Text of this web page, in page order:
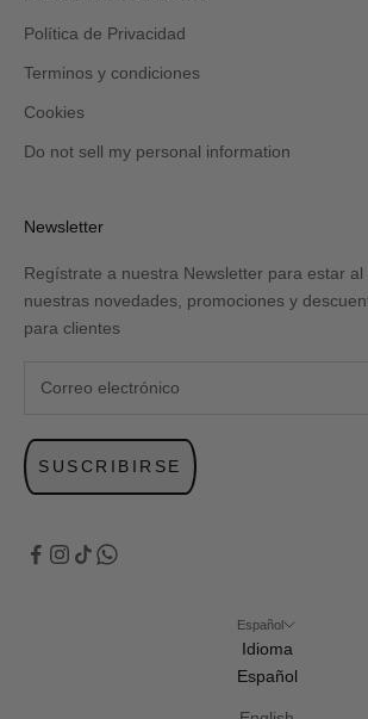
Política de Privacidad
Terminos y condiciones
Cookies
Do not sell my personal information
Newsletter
Regístrate a nuestra Newsletter para estar
nuestras novedades, promociones y
para clientes
SUSCRIBIRSE
Español
Idioma
Español